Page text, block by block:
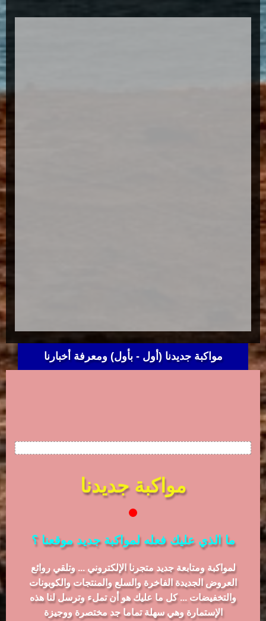
مواكبة جديدنا (أول - بأول) ومعرفة أخبارنا
مواكبة جديدنا
ما الذي عليك فعله لمواكبة جديد موقعنا ؟
لمواكبة ومتابعة جديد متجرنا الإلكتروني ... وتلقي روائع
العروض الجديدة الفاخرة والسلع والمنتجات والكوبونات
والتخفيضات ... كل ما عليك هو أن تملء وترسل لنا هذه
الإستمارة وهي سهلة تماما جد مختصرة ووجيزة